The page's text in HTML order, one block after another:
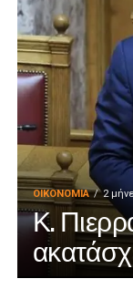
ΟΙΚΟΝΟΜΊΑ 2
Κ.